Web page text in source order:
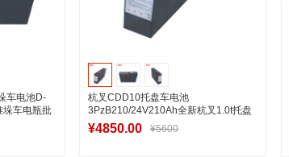
车电池D-
垛车电瓶批
杭叉CDD10托盘车电池
3PzB210/24V210Ah全新杭叉1.0t托盘
仓储车电瓶安装图纸
¥4850.00 ¥5600